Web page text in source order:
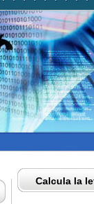
Calcula la